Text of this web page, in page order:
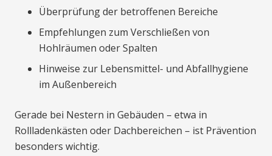
Überprüfung der betroffenen Bereiche
Empfehlungen zum Verschließen von
Hohlräumen oder Spalten
Hinweise zur Lebensmittel- und Abfallhygiene
im Außenbereich
Gerade bei Nestern in Gebäuden – etwa in
Rollladenkästen oder Dachbereichen – ist Prävention
besonders wichtig.